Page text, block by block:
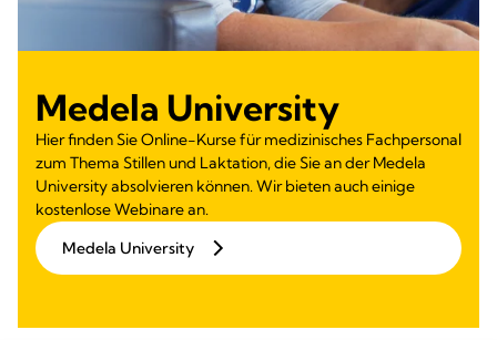
Medela University
Hier finden Sie Online-Kurse für medizinisches Fachpersonal
zum Thema Stillen und Laktation, die Sie an der Medela
University absolvieren können. Wir bieten auch einige
kostenlose Webinare an.
Medela University